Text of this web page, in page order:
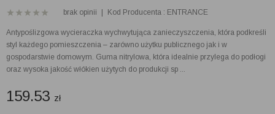
brak opinii Kod Producenta : ENTRANCE
Antypoślizgowa wycieraczka wychwytująca zanieczyszczenia, która podkreśli
styl każdego pomieszczenia – zarówno użytku publicznego jak i w
gospodarstwie domowym. Guma nitrylowa, która idealnie przylega do podłogi
oraz wysoka jakość włókien użytych do produkcji sp ...
159.53 zł